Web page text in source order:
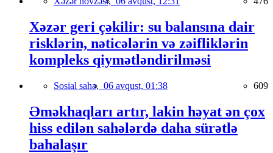
Xəzər geri çəkilir: su balansına dair
risklərin, nəticələrin və zəifliklərin
kompleks qiymətləndirilməsi
Sosial sahə, 06 avqust, 01:38 609
Əməkhaqları artır, lakin həyat ən çox
hiss edilən sahələrdə daha sürətlə
bahalaşır